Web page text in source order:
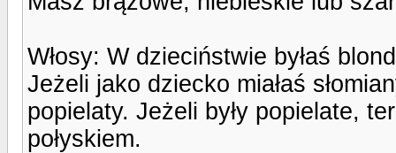
Włosy: W dzieciństwie byłaś
Jeżeli jako dziecko miałaś
popielaty. Jeżeli były popielate,
połyskiem.